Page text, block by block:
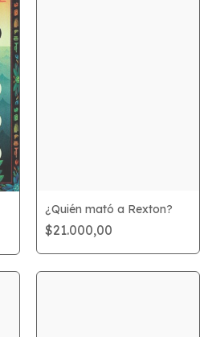
¿Quién mató a Rexton?
$21.000,00